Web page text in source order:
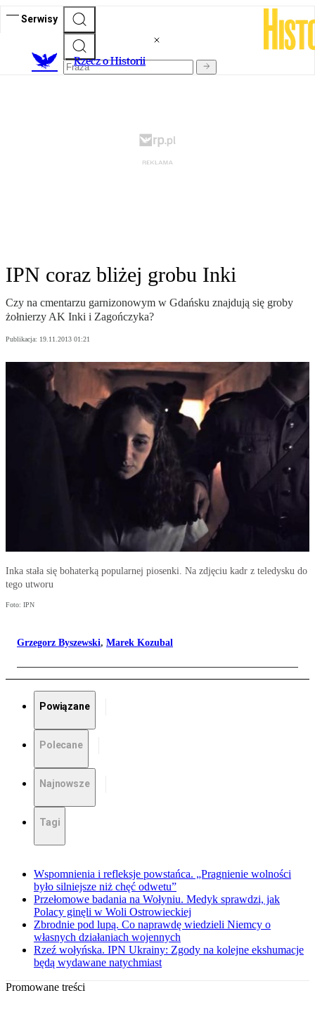
Serwisy
Rzecz o Historii
IPN coraz bliżej grobu Inki
Czy na cmentarzu garnizonowym w Gdańsku znajdują się groby
żołnierzy AK Inki i Zagończyka?
Publikacja: 19.11.2013 01:21
Inka stała się bohaterką popularnej piosenki. Na zdjęciu kadr z teledysku do
tego utworu
Foto: IPN
Grzegorz Byszewski, Marek Kozubal
Powiązane
Polecane
Najnowsze
Tagi
Wspomnienia i refleksje powstańca. „Pragnienie wolności
było silniejsze niż chęć odwetu”
Przełomowe badania na Wołyniu. Medyk sprawdzi, jak
Polacy ginęli w Woli Ostrowieckiej
Zbrodnie pod lupą. Co naprawdę wiedzieli Niemcy o
własnych działaniach wojennych
Rzeź wołyńska. IPN Ukrainy: Zgody na kolejne ekshumacje
będą wydawane natychmiast
Promowane treści